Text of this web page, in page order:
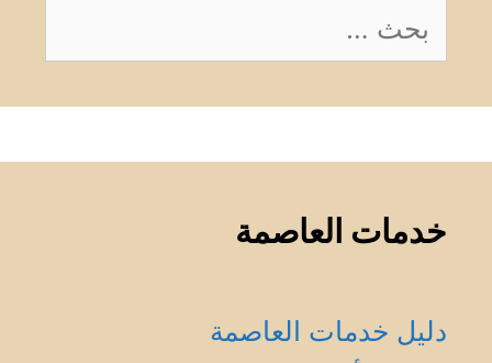
عن:
خدمات العاصمة
دليل خدمات العاصمة